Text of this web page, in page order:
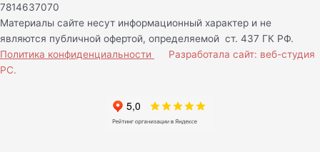
7814637070
Материалы сайте несут информационный характер и не
являются публичной офертой, определяемой ст. 437 ГК РФ.
Политика конфиденциальности
Разработала сайт: веб-студия
РС.